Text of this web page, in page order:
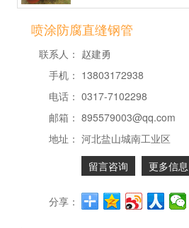
喷涂防腐直缝钢管
联系人： 赵建勇
手机： 13803172938
电话： 0317-7102298
邮箱： 895579003@qq.com
地址： 河北盐山城南工业区
留言咨询
更多信息
分享：